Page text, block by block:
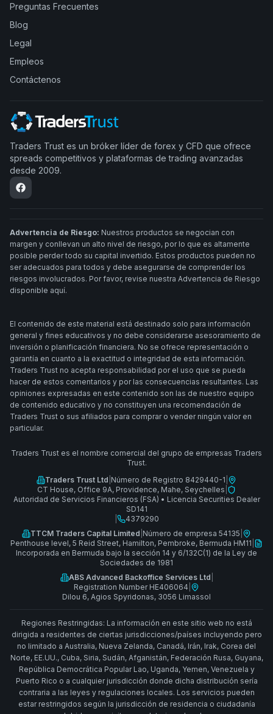
Preguntas Frecuentes
Blog
Legal
Empleos
Contáctenos
Traders Trust es un bróker líder de forex y CFD que ofrece
spreads competitivos y plataformas de trading avanzadas
desde 2009.
Advertencia de Riesgo: Nuestros productos se negocian con
margen y conllevan un alto nivel de riesgo, por lo que es altamente
posible perder todo su capital invertido. Estos productos pueden no
ser adecuados para todos y debe asegurarse de comprender los
riesgos involucrados. Por favor, revise nuestra Advertencia de Riesgo
disponible aquí.
El contenido de este material está destinado solo para información
general y fines educativos y no debe considerarse asesoramiento de
inversión o planificación financiera. No se ofrece representación o
garantía en cuanto a la exactitud o integridad de esta información.
Traders Trust no acepta responsabilidad por el uso que se pueda
hacer de estos comentarios y por las consecuencias resultantes. Las
opiniones expresadas en este contenido son las de nuestro equipo
de contenido educativo y no constituyen una recomendación de
Traders Trust o sus afiliados para comprar o vender ningún valor en
particular.
Traders Trust es el nombre comercial del grupo de empresas Traders
Trust.
Traders Trust Ltd Número de Registro 8429440-1
CT House, Office 9A, Providence, Mahe, Seychelles
Autoridad de Servicios Financieros (FSA) • Licencia Securities Dealer
SD141
4379290
TTCM Traders Capital Limited Número de empresa 54135
Penthouse level, 5 Reid Street, Hamilton, Pembroke, Bermuda HM11
Incorporada en Bermuda bajo la sección 14 y 6/132C(1) de la Ley de
Sociedades de 1981
ABS Advanced Backoffice Services Ltd
Registration Number HE406064
Dilou 6, Agios Spyridonas, 3056 Limassol
Regiones Restringidas: La información en este sitio web no está
dirigida a residentes de ciertas jurisdicciones/países incluyendo pero
no limitado a Australia, Nueva Zelanda, Canadá, Irán, Irak, Corea del
Norte, EE.UU., Cuba, Siria, Sudán, Afganistán, Federación Rusa, Guyana,
República Democrática Popular Lao, Uganda, Yemen, Venezuela y
Puerto Rico o a cualquier jurisdicción donde dicha distribución sería
contraria a las leyes y regulaciones locales. Los servicios pueden
estar restringidos según la jurisdicción de residencia o ciudadanía